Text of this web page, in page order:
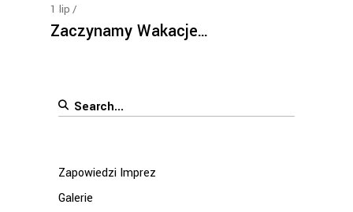
1 lip
Zaczynamy Wakacje…
Search
Zapowiedzi Imprez
Galerie